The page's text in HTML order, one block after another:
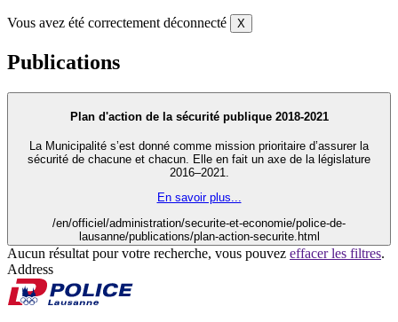
Vous avez été correctement déconnecté X
Publications
Plan d'action de la sécurité publique 2018-2021
La Municipalité s’est donné comme mission prioritaire d’assurer la
sécurité de chacune et chacun. Elle en fait un axe de la législature
2016–2021.
En savoir plus...
/en/officiel/administration/securite-et-economie/police-de-
lausanne/publications/plan-action-securite.html
Aucun résultat pour votre recherche, vous pouvez effacer les filtres.
Address